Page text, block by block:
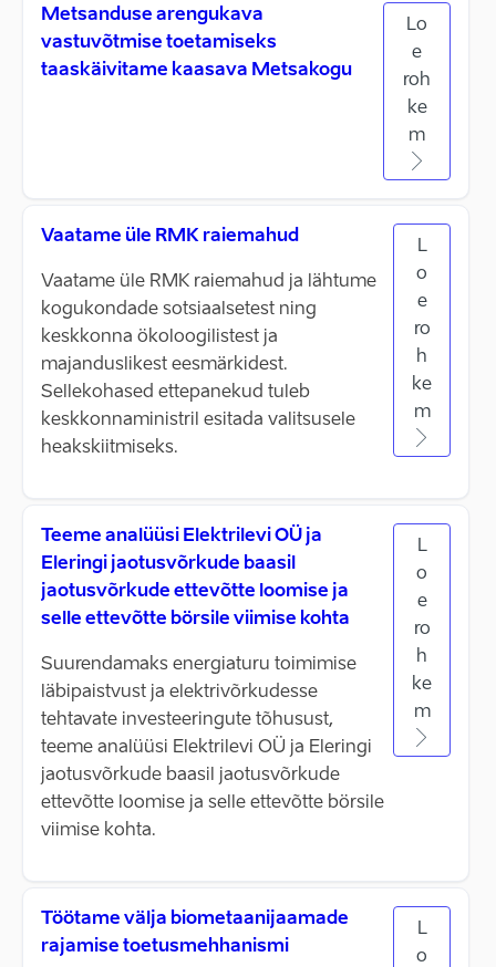
Metsanduse arengukava
vastuvõtmise toetamiseks
taaskäivitame kaasava Metsakogu
Lo
e
roh
ke
m
Vaatame üle RMK raiemahud
Vaatame üle RMK raiemahud ja lähtume
kogukondade sotsiaalsetest ning
keskkonna ökoloogilistest ja
majanduslikest eesmärkidest.
Sellekohased ettepanekud tuleb
keskkonnaministril esitada valitsusele
heakskiitmiseks.
L
o
e
ro
h
ke
m
Teeme analüüsi Elektrilevi OÜ ja
Eleringi jaotusvõrkude baasil
jaotusvõrkude ettevõtte loomise ja
selle ettevõtte börsile viimise kohta
Suurendamaks energiaturu toimimise
läbipaistvust ja elektrivõrkudesse
tehtavate investeeringute tõhusust,
teeme analüüsi Elektrilevi OÜ ja Eleringi
jaotusvõrkude baasil jaotusvõrkude
ettevõtte loomise ja selle ettevõtte börsile
viimise kohta.
L
o
e
ro
h
ke
m
Töötame välja biometaanijaamade
rajamise toetusmehhanismi
L
o